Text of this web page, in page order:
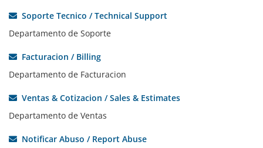
Soporte Tecnico / Technical Support
Departamento de Soporte
Facturacion / Billing
Departamento de Facturacion
Ventas & Cotizacion / Sales & Estimates
Departamento de Ventas
Notificar Abuso / Report Abuse